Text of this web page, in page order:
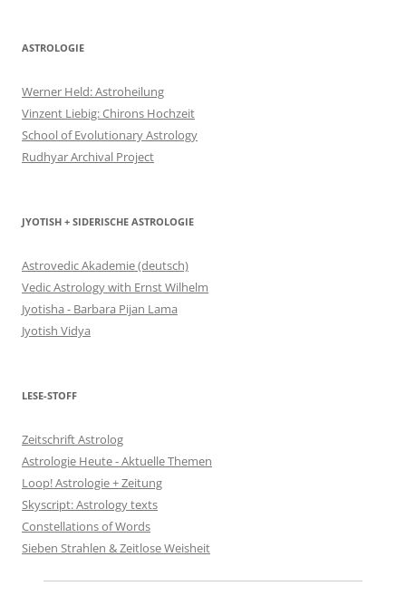
ASTROLOGIE
Werner Held: Astroheilung
Vinzent Liebig: Chirons Hochzeit
School of Evolutionary Astrology
Rudhyar Archival Project
JYOTISH + SIDERISCHE ASTROLOGIE
Astrovedic Akademie (deutsch)
Vedic Astrology with Ernst Wilhelm
Jyotisha - Barbara Pijan Lama
Jyotish Vidya
LESE-STOFF
Zeitschrift Astrolog
Astrologie Heute - Aktuelle Themen
Loop! Astrologie + Zeitung
Skyscript: Astrology texts
Constellations of Words
Sieben Strahlen & Zeitlose Weisheit